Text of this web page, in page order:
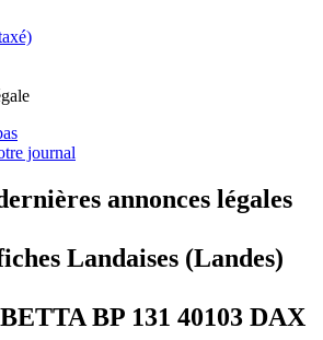
journal
annonces légales
Landaises (Landes)
BP 131 40103 DAX